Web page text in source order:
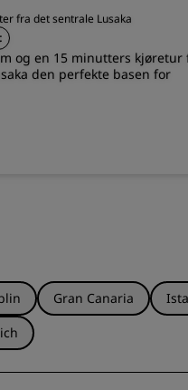
fra det sentrale Lusaka
og en 15 minutters kjøretur
den perfekte basen for
Gran Canaria